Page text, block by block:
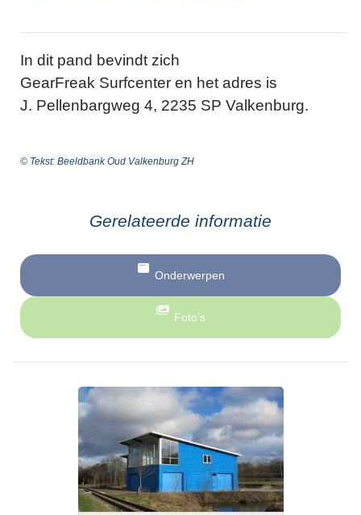
In dit pand bevindt zich
GearFreak Surfcenter en het adres is
J. Pellenbargweg 4, 2235 SP Valkenburg.
© Tekst: Beeldbank Oud Valkenburg ZH
Gerelateerde informatie
Onderwerpen
Foto’s